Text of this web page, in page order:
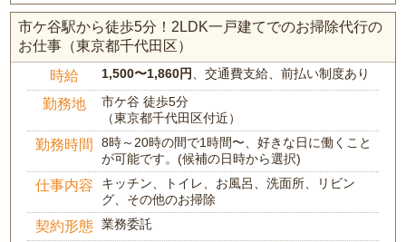
市ケ谷駅から徒歩5分！2LDK一戸建てでのお掃除代行の
お仕事（東京都千代田区）
時給 1,500〜1,860円、交通費支給、前払い制度あり
勤務地
市ケ谷 徒歩5分
（東京都千代田区付近）
勤務時間
8時～20時の間で1時間〜、好きな日に働くこと
が可能です。(候補の日時から選択)
仕事内容
キッチン、トイレ、お風呂、洗面所、リビン
グ、その他のお掃除
契約形態 業務委託